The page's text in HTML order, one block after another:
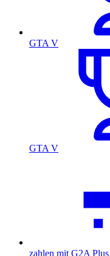
GTA V
GTA V
zahlen mit G2A Plus